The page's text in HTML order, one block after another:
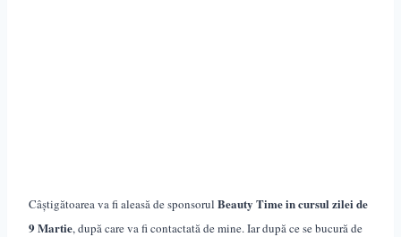
Câștigătoarea va fi aleasă de sponsorul Beauty Time in cursul zilei de
9 Martie, după care va fi contactată de mine. Iar după ce se bucură de